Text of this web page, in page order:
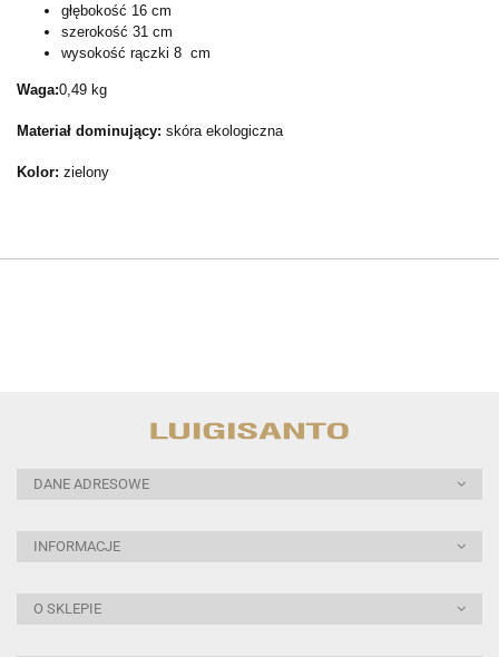
głębokość 16 cm
szerokość 31 cm
wysokość rączki 8  cm
Waga:0,49 kg
Materiał dominujący: skóra ekologiczna
Kolor: zielony
DANE ADRESOWE
INFORMACJE
O SKLEPIE